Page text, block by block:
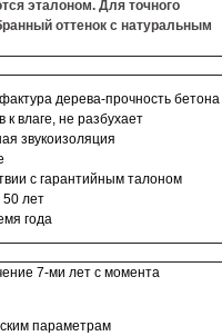
эталоном. Для точного
оттенок с натуральным
дерева-прочность бетона
к влаге, не разбухает
звукоизоляция
с гарантийным талоном
лет
года
7-ми лет с момента
параметрам